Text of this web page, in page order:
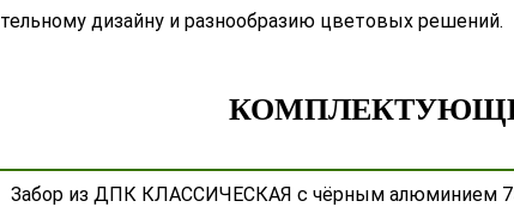
дизайну и разнообразию цветовых решений.
Забор из ДПК КЛАССИЧЕСКАЯ с чёрным алюминием